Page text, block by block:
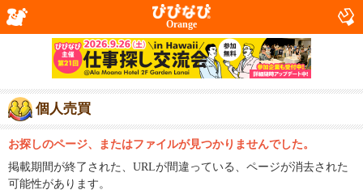
Orange
個人売買
お探しのページ、またはファイルが見つかりませんでした。
掲載期間が終了された、URLが間違っている、ページが消去された
可能性があります。